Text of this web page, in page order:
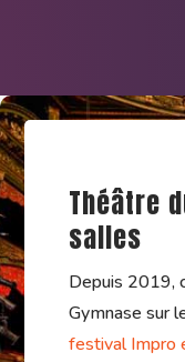
Théâtre
salles
Depuis 2019,
Gymnase sur
festival Impro